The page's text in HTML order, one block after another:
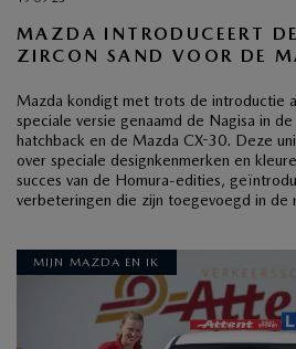
MAZDA INTRODUCEERT
ZIRCON SAND VOOR DE
Mazda kondigt met trots de introductie
speciale versie genaamd de Nagisa in
hatchback en de Mazda CX-30. Deze
over speciale designkenmerken en
succes van de Homura-edities,
verbeteringen die zijn toegevoegd in
MIJN MAZDA EN IK